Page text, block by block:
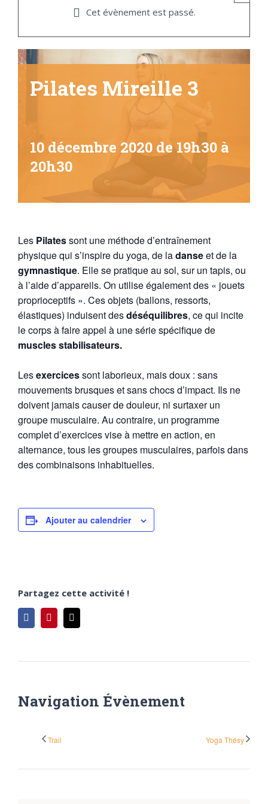
Cet évènement est passé.
Pilates Mireille 3
10 décembre 2020 de 19h30 à
20h30
Les Pilatessont une méthode d’entraînement
physique qui s’inspire du yoga, de ladanseet de la
gymnastique. Elle se pratique au sol, sur un tapis, ou
à l’aide d’appareils. On utilise également des « jouets
proprioceptifs ». Ces objets (ballons, ressorts,
élastiques) induisent desdéséquilibres, ce qui incite
le corps à faire appel à une série spécifique de
muscles stabilisateurs.
Lesexercicessont laborieux, mais doux : sans
mouvements brusques et sans chocs d’impact. Ils ne
doivent jamais causer de douleur, ni surtaxer un
groupe musculaire. Au contraire, un programme
complet d’exercices vise à mettre en action, en
alternance, tous les groupes musculaires, parfois dans
des combinaisons inhabituelles.
Ajouter au calendrier
Partagez cette activité !
FacebookPinterest
Navigation Évènement
Trail Yoga Thésy